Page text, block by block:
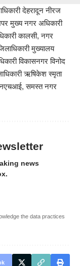
देहरादून नीरज
मुख्य नगर अधिकारी
कालसी, नगर
मुख्यालय
विकासनगर विनोद
ऋषिकेश स्मृता
समस्त नगर
news
the data practices